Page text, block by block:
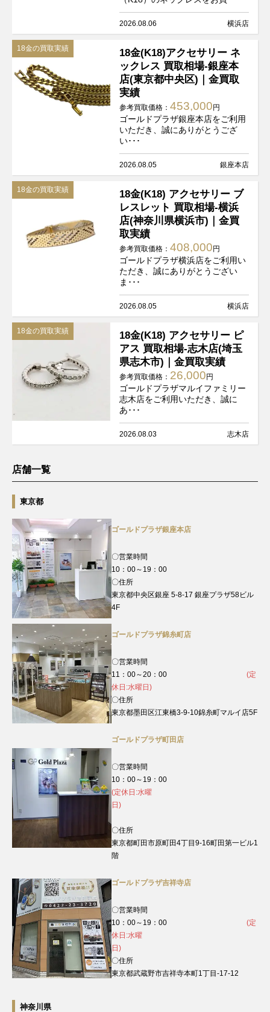
2026.08.06 横浜店
18金の買取実績
18金(K18)アクセサリー ネ
ックレス 買取相場-銀座本
店(東京都中央区)｜金買取
実績
参考買取価格：453,000 円
ゴールドプラザ銀座本店をご利用
いただき、誠にありがとうござ
い･･･
2026.08.05 銀座本店
18金の買取実績
18金(K18) アクセサリー ブ
レスレット 買取相場-横浜
店(神奈川県横浜市)｜金買
取実績
参考買取価格：408,000 円
ゴールドプラザ横浜店をご利用い
ただき、誠にありがとうござい
ま･･･
2026.08.05 横浜店
18金の買取実績
18金(K18) アクセサリー ピ
アス 買取相場-志木店(埼玉
県志木市)｜金買取実績
参考買取価格： 26,000 円
ゴールドプラザマルイファミリー
志木店をご利用いただき、誠に
あ･･･
2026.08.03 志木店
店舗一覧
東京都
ゴールドプラザ銀座本店
〇営業時間
10：00～19：00
〇住所
東京都中央区銀座 5-8-17 銀座プラザ58ビル
4F
ゴールドプラザ錦糸町店
〇営業時間
11：00～20：00 (定
休日:水曜日)
〇住所
東京都墨田区江東橋3-9-10錦糸町マルイ店5F
ゴールドプラザ町田店
〇営業時間
10：00～19：00
(定休日:水曜
日)
〇住所
東京都町田市原町田4丁目9‐16町田第一ビル1
階
ゴールドプラザ吉祥寺店
〇営業時間
10：00～19：00 (定
休日:水曜
日)
〇住所
東京都武蔵野市吉祥寺本町1丁目-17-12
神奈川県